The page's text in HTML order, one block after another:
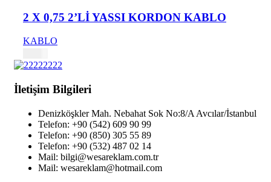
2 X 0,75 2’Lİ YASSI KORDON KABLO
KABLO
İletişim Bilgileri
Denizköşkler Mah. Nebahat Sok No:8/A Avcılar/İstanbul
Telefon: +90 (542) 609 90 99
Telefon: +90 (850) 305 55 89
Telefon: +90 (532) 487 02 14
Mail: bilgi@wesareklam.com.tr
Mail: wesareklam@hotmail.com